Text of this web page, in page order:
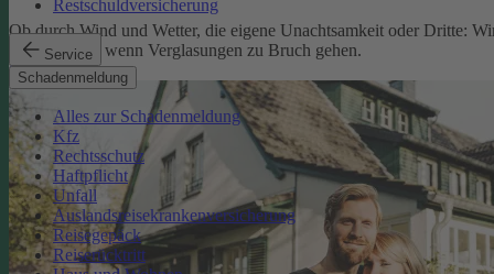
Restschuldversicherung
Service
Schadenmeldung
Alles zur Schadenmeldung
Kfz
Rechtsschutz
Haftpflicht
Unfall
Auslandsreisekrankenversicherung
Reisegepäck
Reiserücktritt
Ob durch Wind und Wetter, die eigene Unachtsamkeit oder Dritte:
schützen Sie, wenn Verglasungen zu Bruch gehen.
Glasversicherung